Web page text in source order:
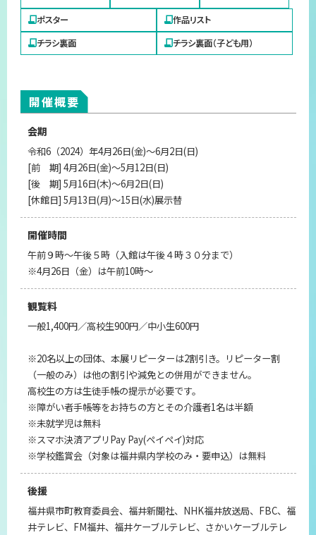
ポスター
作品リスト
チラシ裏面
チラシ裏面（子ども用）
開催概要
会期
令和6（2024）年4月26日(金)～6月2日(日)
[前 期] 4月26日(金)～5月12日(日)
[後 期] 5月16日(木)～6月2日(日)
[休館日] 5月13日(月)～15日(水)展示替
開催時間
午前９時～午後５時（入館は午後４時３０分まで）
※4月26日（金）は午前10時～
観覧料
一般1,400円／高校生900円／中小生600円
※20名以上の団体、本展リピーターは2割引き。リピーター割
（一般のみ）は他の割引や減免との併用ができません。
高校生の方は生徒手帳の提示が必要です。
※障がい者手帳等をお持ちの方とその介護者1名は半額
※未就学児は無料
※スマホ決済アプリPay Pay(ペイペイ)対応
※学校鑑賞会（対象は福井県内学校のみ・要申込）は無料
後援
福井県市町教育委員会、福井新聞社、NHK福井放送局、FBC、福
井テレビ、FM福井、福井ケーブルテレビ、さかいケーブルテレ